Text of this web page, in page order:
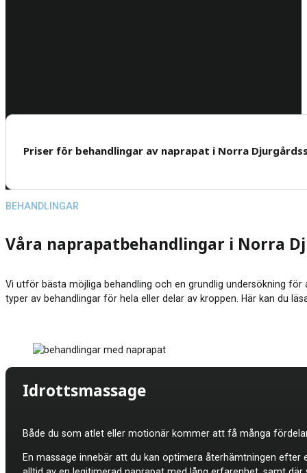
Priser för behandlingar av naprapat i Norra
Våra naprapatbehandlingar i Norra
Vi utför bästa möjliga behandling och en grundlig undersökning
typer av behandlingar för hela eller delar av kroppen. Här kan du
BEHANDLINGAR
Idrottsmassage
Både du som atlet eller motionär kommer att få många
En massage innebär att du kan optimera återhämtningen